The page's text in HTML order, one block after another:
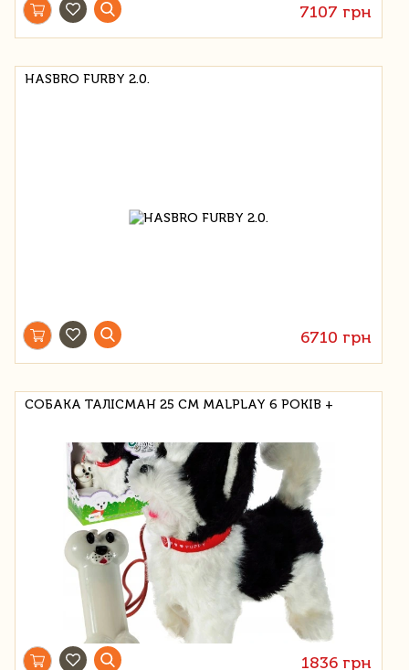
7107 грн
HASBRO FURBY 2.0.
6710 грн
СОБАКА ТАЛІСМАН 25 СМ MALPLAY 6 РОКІВ +
1836 грн